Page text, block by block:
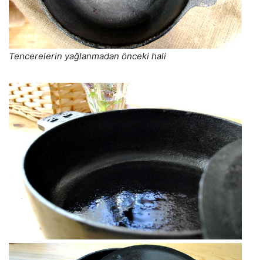
Tencerelerin yağlanmadan önceki hali